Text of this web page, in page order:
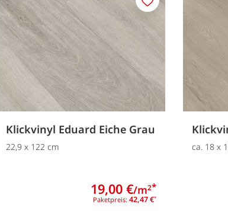
Klickvinyl Eduard Eiche Grau
22,9 x 122 cm
Paketpreis: 42,47 €*
19,00 €/m2*
Merken
ca. 18 x